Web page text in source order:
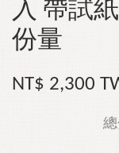
入 帶試
份量
NT$ 2,300